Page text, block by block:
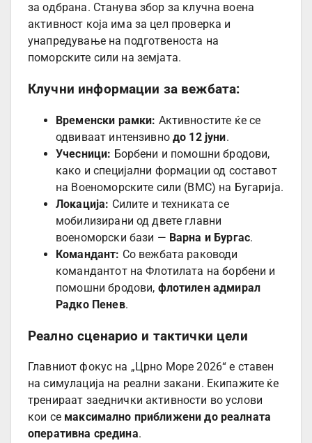
за одбрана. Станува збор за клучна воена
активност која има за цел проверка и
унапредување на подготвеноста на
поморските сили на земјата.
Клучни информации за вежбата:
Временски рамки: Активностите ќе се
одвиваат интензивнодо 12 јуни.
Учесници: Борбени и помошни бродови,
како и специјални формации од составот
на Военоморските сили (ВМС) на Бугарија.
Локација: Силите и техниката се
мобилизирани од двете главни
военоморски бази — Варна и Бургас.
Командант: Со вежбата раководи
командантот на Флотилата на борбени и
помошни бродови, флотилен адмирал
Радко Пенев.
Реално сценарио и тактички цели
Главниот фокус на „Црно Море 2026“ е ставен
на симулација на реални закани. Екипажите ќе
тренираат заеднички активности во услови
кои се максимално приближени до реалната
оперативна средина.